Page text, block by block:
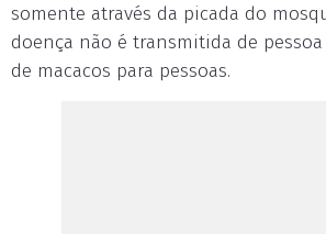
somente através da picada do
doença não é transmitida de
de macacos para pessoas.